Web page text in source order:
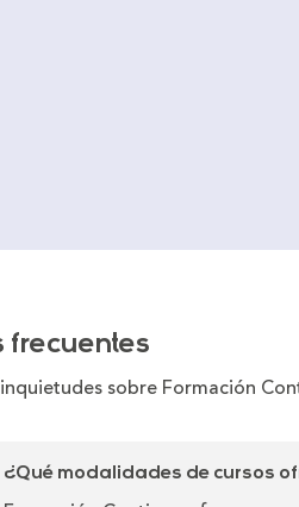
frecuentes
sobre Formación
¿Qué modalidades de cursos